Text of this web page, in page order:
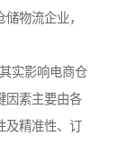
物流企业，
实影响电商仓
因素主要由各
及精准性、订